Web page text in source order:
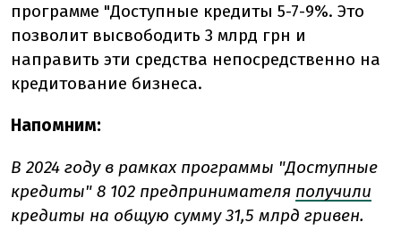
программе "Доступные кредиты 5-7-9%. Это
позволит высвободить 3 млрд грн и
направить эти средства непосредственно на
кредитование бизнеса.
Напомним:
В 2024 году в рамках программы "Доступные
кредиты" 8 102 предпринимателя получили
кредиты на общую сумму 31,5 млрд гривен.